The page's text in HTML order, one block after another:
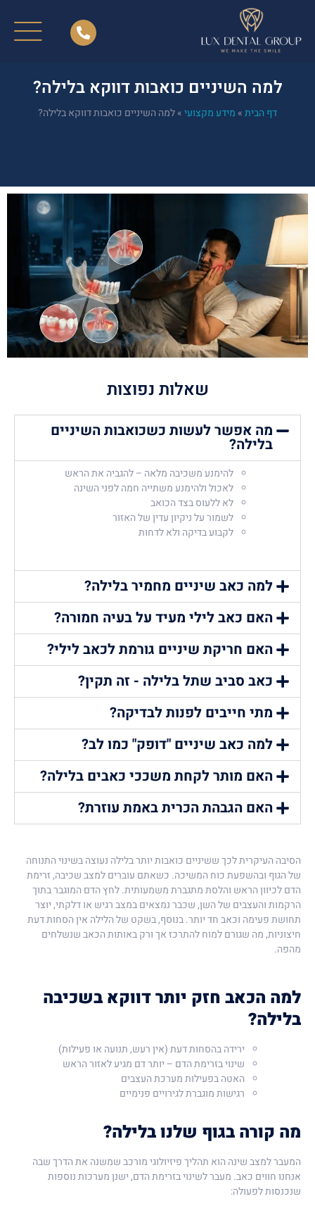
למה השיניים כואבות דווקא בלילה?
דף הבית»מידע מקצועי»למה השיניים כואבות דווקא בלילה?
שאלות נפוצות
מה אפשר לעשות כשכואבות השיניים
בלילה?
להימנע משכיבה מלאה – להגביה את הראש
לאכול ולהימנע משתייה חמה לפני השינה
לא ללעוס בצד הכואב
לשמור על ניקיון עדין של האזור
לקבוע בדיקה ולא לדחות
למה כאב שיניים מחמיר בלילה?
האם כאב לילי מעיד על בעיה חמורה?
האם חריקת שיניים גורמת לכאב לילי?
כאב סביב שתל בלילה - זה תקין?
מתי חייבים לפנות לבדיקה?
למה כאב שיניים "דופק" כמו לב?
האם מותר לקחת משככי כאבים בלילה?
האם הגבהת הכרית באמת עוזרת?
הסיבה העיקרית לכך ששיניים כואבות יותר בלילה נעוצה בשינוי התנוחה
של הגוף ובהשפעת כוח המשיכה. כשאתם עוברים למצב שכיבה, זרימת
הדם לכיוון הראש והלסת מתגברת משמעותית. לחץ הדם המוגבר בתוך
הרקמות והעצבים של השן, שכבר נמצאים במצב רגיש או דלקתי, יוצר
תחושת פעימה וכאב חד יותר. בנוסף, בשקט של הלילה אין הסחות דעת
חיצוניות, מה שגורם למוח להתרכז אך ורק באותות הכאב שנשלחים
מהפה.
למה הכאב חזק יותר דווקא בשכיבה
בלילה?
ירידה בהסחות דעת (אין רעש, תנועה או פעילות)
שינוי בזרימת הדם – יותר דם מגיע לאזור הראש
האטה בפעילות מערכת העצבים
רגישות מוגברת לגירויים פנימיים
מה קורה בגוף שלנו בלילה?
המעבר למצב שינה הוא תהליך פיזיולוגי מורכב שמשנה את הדרך שבה
אנחנו חווים כאב. מעבר לשינוי בזרימת הדם, ישנן מערכות נוספות
שנכנסות לפעולה: